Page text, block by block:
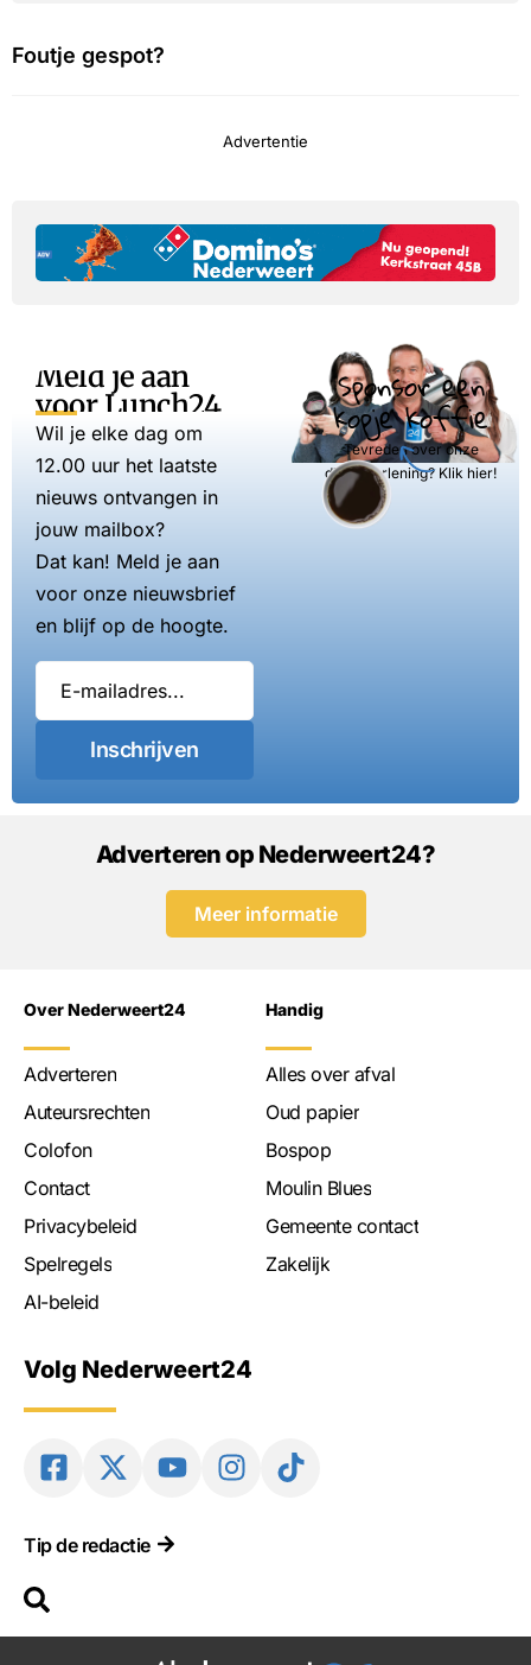
Foutje gespot?
Advertentie
Meld je aan
voor Lunch24
Wil je elke dag om
12.00 uur het laatste
nieuws ontvangen in
jouw mailbox?
Dat kan! Meld je aan
voor onze nieuwsbrief
en blijf op de hoogte.
Inschrijven
Sponsor een
kopje koffie
Tevreden over onze
dienstverlening? Klik hier!
Adverteren op Nederweert24?
Meer informatie
Over Nederweert24
Adverteren
Auteursrechten
Colofon
Contact
Privacybeleid
Spelregels
AI-beleid
Handig
Alles over afval
Oud papier
Bospop
Moulin Blues
Gemeente contact
Zakelijk
Volg Nederweert24
Tip de redactie